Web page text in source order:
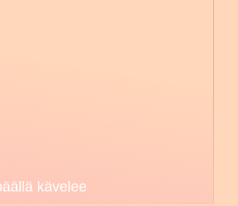
kävelee